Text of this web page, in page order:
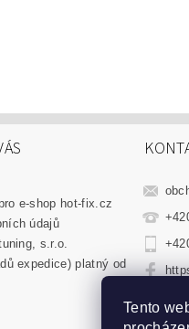
e-shop hot-fix.cz
údajů
s.r.o.
expedice) platný od
Tento